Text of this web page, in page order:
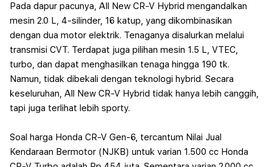
Pada dapur pacunya, All New CR-V Hybrid mengandalkan
mesin 2.0 L, 4-silinder, 16 katup, yang dikombinasikan
dengan dua motor elektrik. Tenaganya disalurkan melalui
transmisi CVT. Terdapat juga pilihan mesin 1.5 L, VTEC,
turbo, dan dapat menghasilkan tenaga hingga 190 tk.
Namun, tidak dibekali dengan teknologi hybrid. Secara
keseluruhan, All New CR-V Hybrid tidak hanya lebih canggih,
tapi juga terlihat lebih sporty.
Soal harga Honda CR-V Gen-6, tercantum Nilai Jual
Kendaraan Bermotor (NJKB) untuk varian 1.500 cc Honda